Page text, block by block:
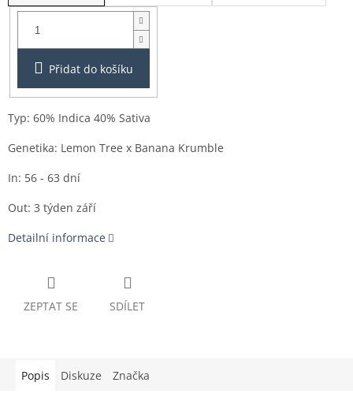
Balení:
Přidat do košíku
Typ: 60% Indica 40% Sativa
Genetika: Lemon Tree x Banana Krumble
In: 56 - 63 dní
Out: 3 týden září
Detailní informace
ZEPTAT SE SDÍLET
Popis Diskuze Značka